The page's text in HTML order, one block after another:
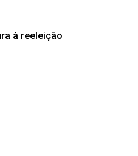
à reeleição